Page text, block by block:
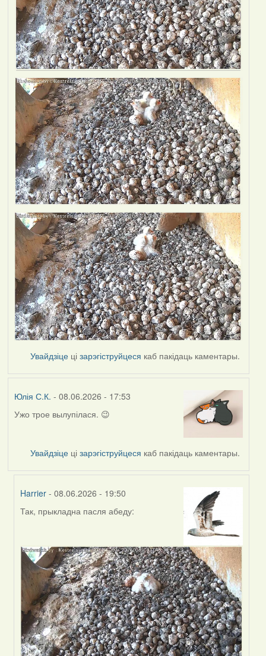
Увайдзіце цізарэгіструйцеся каб пакідаць каментары.
Юлія С.К. - 08.06.2026 - 17:53
Ужо трое вылупілася. 😉
Увайдзіце цізарэгіструйцеся каб пакідаць каментары.
Harrier - 08.06.2026 - 19:50
In
by
Юлія
С.К.
Так, прыкладна пасля абеду: